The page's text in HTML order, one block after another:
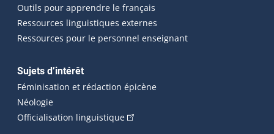
Outils pour apprendre le français
Ressources linguistiques externes
Ressources pour le personnel enseignant
Sujets d’intérêt
Féminisation et rédaction épicène
Néologie
Officialisation linguistique(Cet hyperlien externe s'ouvrira